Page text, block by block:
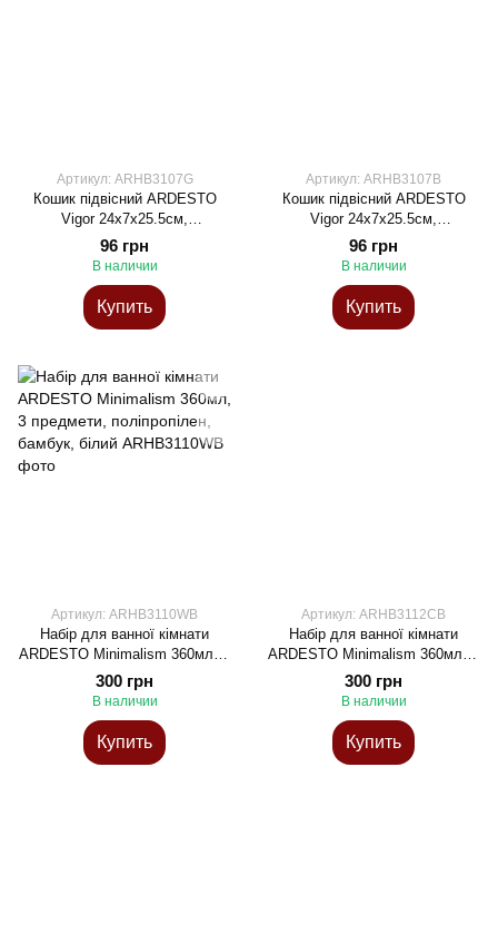
Артикул: ARHB3107G
Кошик підвісний ARDESTO
Vigor 24x7x25.5см,
поліпропілен, сірий
96 грн
В наличии
Купить
Артикул: ARHB3107B
Кошик підвісний ARDESTO
Vigor 24x7x25.5см,
поліпропілен, чорний
96 грн
В наличии
Купить
Артикул: ARHB3110WB
Набір для ванної кімнати
ARDESTO Minimalism 360мл, 3
предмети, поліпропілен,
бамбук, білий
300 грн
В наличии
Купить
Артикул: ARHB3112CB
Набір для ванної кімнати
ARDESTO Minimalism 360мл, 3
предмети, поліпропілен,
бамбук, тауп
300 грн
В наличии
Купить